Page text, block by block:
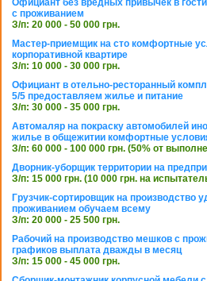
с проживанием
З/п: 20 000 - 50 000 грн.
Мастер-приемщик на сто комфортные
корпоративной квартире
З/п: 10 000 - 30 000 грн.
Официант в отельно-ресторанный
5/5 предоставляем жилье и питание
З/п: 30 000 - 35 000 грн.
Автомаляр на покраску автомобилей
жилье в общежитии комфортные
З/п: 60 000 - 100 000 грн. (50% от
Дворник-уборщик территории на
З/п: 15 000 грн. (10 000 грн. на
Грузчик-сортировщик на производство
проживанием обучаем всему
З/п: 20 000 - 25 500 грн.
Рабочий на производство мешков с
графиков выплата дважды в месяц
З/п: 15 000 - 45 000 грн.